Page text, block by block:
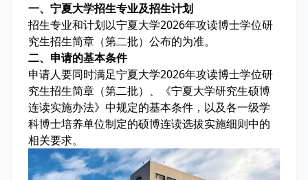
一、宁夏大学招生专业及招生计划
招生专业和计划以宁夏大学2026年攻读博士学位研
究生招生简章（第二批）公布的为准。
二、申请的基本条件
申请人要同时满足宁夏大学2026年攻读博士学位研
究生招生简章（第二批）、《宁夏大学研究生硕博
连读实施办法》中规定的基本条件，以及各一级学
科博士培养单位制定的硕博连读选拔实施细则中的
相关要求。